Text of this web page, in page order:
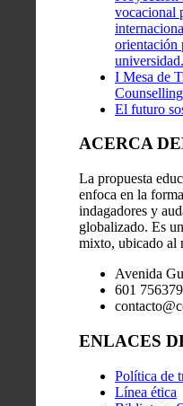
vocacional
orientación
universidad.
I Mesa de
Counselling
El futuro
ACERCA
La propuesta
enfoca en la
indagadores y
globalizado. Es
mixto, ubicado al
Avenida
601
ENLACES
Política de
Línea ética